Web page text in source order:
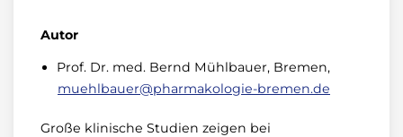
Autor
Prof. Dr. med. Bernd Mühlbauer, Bremen,
muehlbauer@pharmakologie-bremen.de
Große klinische Studien zeigen bei